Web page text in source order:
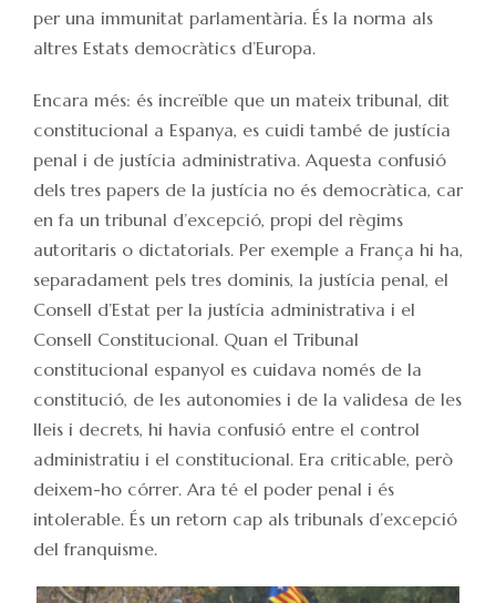
per una immunitat parlamentària. És la norma als
altres Estats democràtics d’Europa.
Encara més: és increïble que un mateix tribunal, dit
constitucional a Espanya, es cuidi també de justícia
penal i de justícia administrativa. Aquesta confusió
dels tres papers de la justícia no és democràtica, car
en fa un tribunal d’excepció, propi del règims
autoritaris o dictatorials. Per exemple a França hi ha,
separadament pels tres dominis, la justícia penal, el
Consell d’Estat per la justícia administrativa i el
Consell Constitucional. Quan el Tribunal
constitucional espanyol es cuidava només de la
constitució, de les autonomies i de la validesa de les
lleis i decrets, hi havia confusió entre el control
administratiu i el constitucional. Era criticable, però
deixem-ho córrer. Ara té el poder penal i és
intolerable. És un retorn cap als tribunals d’excepció
del franquisme.